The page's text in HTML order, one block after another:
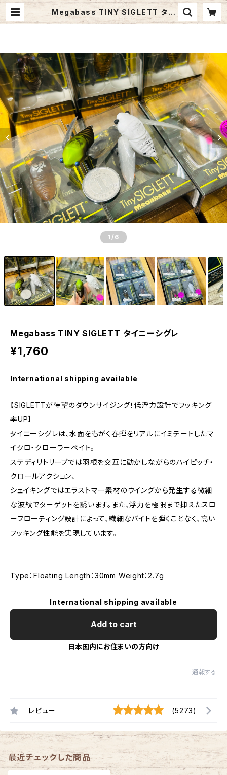
Megabass TINY SIGLETT タイ
ニーシグレ | Fishing Tackle BLU
1 /6
Megabass TINY SIGLETT タイニーシグレ
¥1,760
International shipping available
【SIGLETTが待望のダウンサイジング！低浮力設計でフッキング
率UP】
タイニーシグレは、水面をもがく春蝉をリアルにイミテートしたマ
イクロ・クローラーベイト。
ステディリトリーブでは羽根を交互に動かしながらのハイピッチ・
クロールアクション、
シェイキングではエラストマー素材のウイングから発生する微細
な波紋でターゲットを誘います。また、浮力を極限まで抑えたスロ
ーフローティング設計によって、繊細なバイトを弾くことなく、高い
フッキング性能を実現しています。
Type：Floating Length：30mm Weight：2.7g
International shipping available
Add to cart
日本国内にお住まいの方向け
通報する
レビュー (5273)
最近チェックした商品